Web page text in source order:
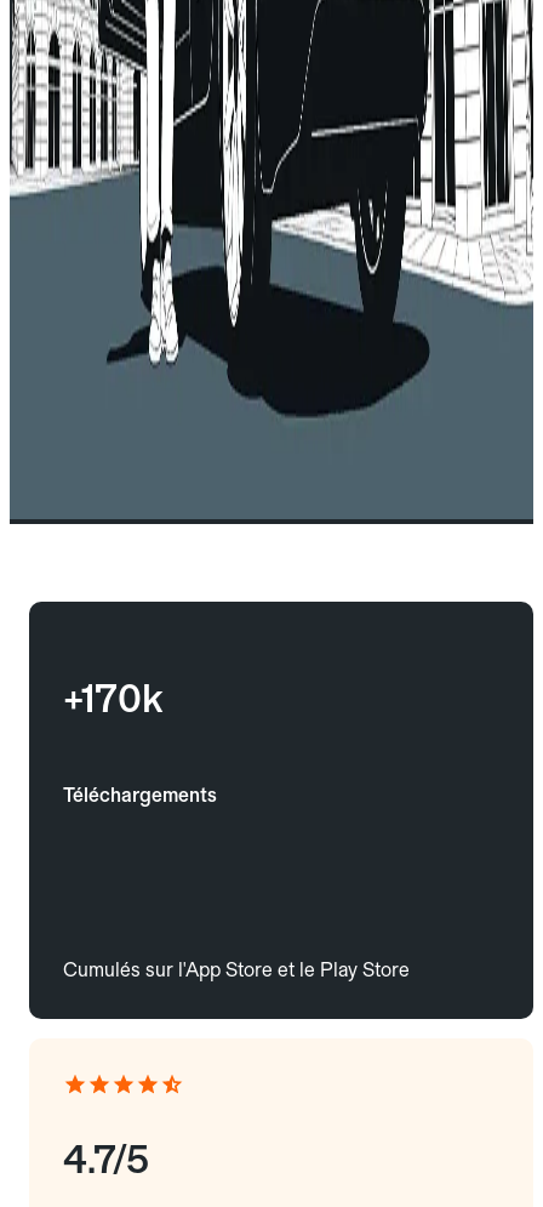
+170k
Téléchargements
Cumulés sur l'App Store et le Play Store
4.7/5